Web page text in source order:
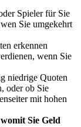
Spieler für Sie
Sie umgekehrt
erkennen
wenn Sie
niedrige Quoten
oder ob Sie
mit hohen
womit Sie Geld